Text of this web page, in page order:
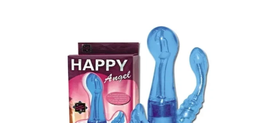
AÑADIR AL
CARRITO